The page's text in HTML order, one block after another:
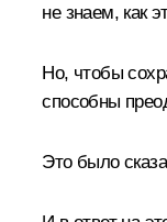
не знаем, как
Но, чтобы
способны
Это было